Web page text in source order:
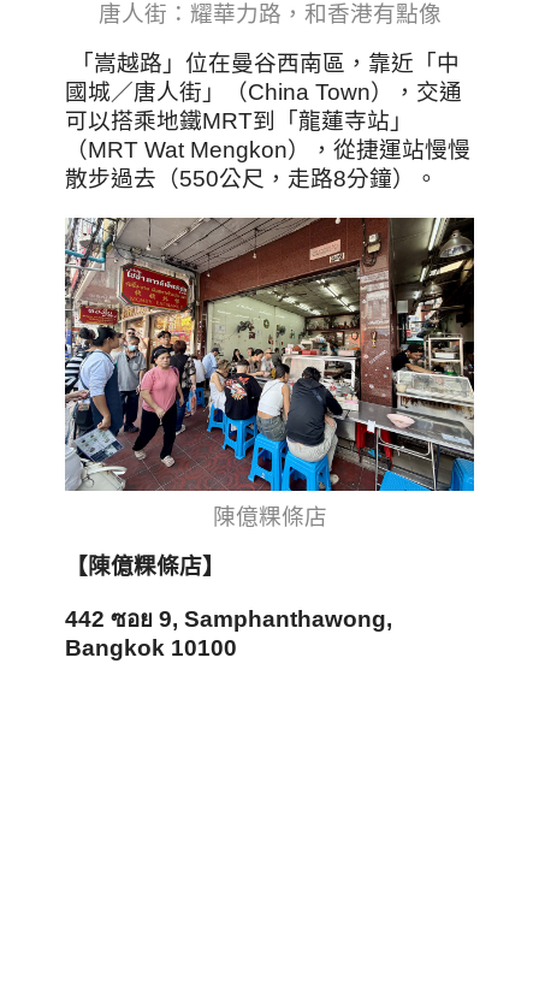
唐人街：耀華力路，和香港有點像
「嵩越路」位在曼谷西南區，靠近「中
國城／唐人街」（China Town），交通
可以搭乘地鐵MRT到「龍蓮寺站」
（MRT Wat Mengkon），從捷運站慢慢
散步過去（550公尺，走路8分鐘）。
陳億粿條店
【陳億粿條店】
442 ซอย 9, Samphanthawong,
Bangkok 10100